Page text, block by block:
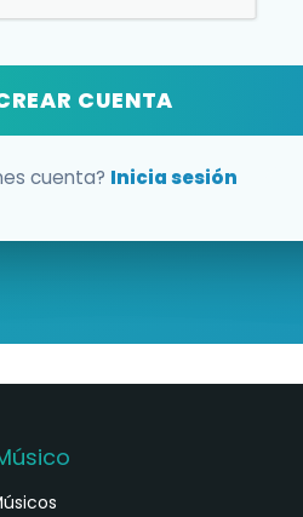
CUENTA
cuenta? Inicia sesión